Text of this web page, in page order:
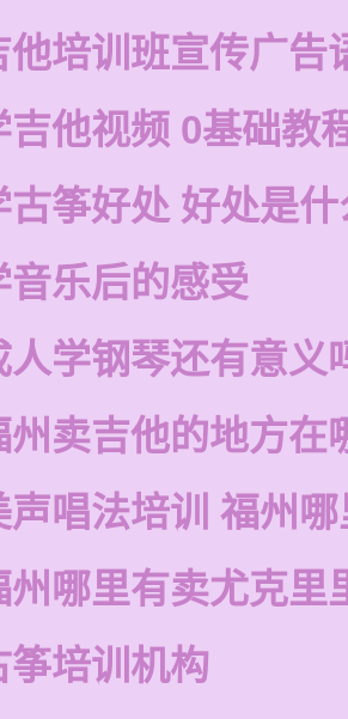
他培训班宣传广告
吉他视频 0基础教
古筝好处 好处是什
音乐后的感受
人学钢琴还有意义
州卖吉他的地方在
声唱法培训 福州
州哪里有卖尤克里
筝培训机构